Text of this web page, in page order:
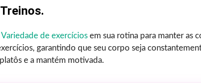
Variedade de exercícios em sua rotina para manter as
garantindo que seu corpo seja
e a mantém motivada.